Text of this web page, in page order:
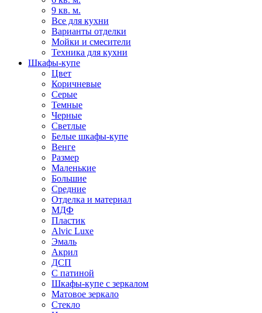
9 кв. м.
Все для кухни
Варианты отделки
Мойки и смесители
Техника для кухни
Шкафы-купе
Цвет
Коричневые
Серые
Темные
Черные
Светлые
Белые шкафы-купе
Венге
Размер
Маленькие
Большие
Средние
Отделка и материал
МДФ
Пластик
Alvic Luxe
Эмаль
Акрил
ДСП
С патиной
Шкафы-купе с зеркалом
Матовое зеркало
Стекло